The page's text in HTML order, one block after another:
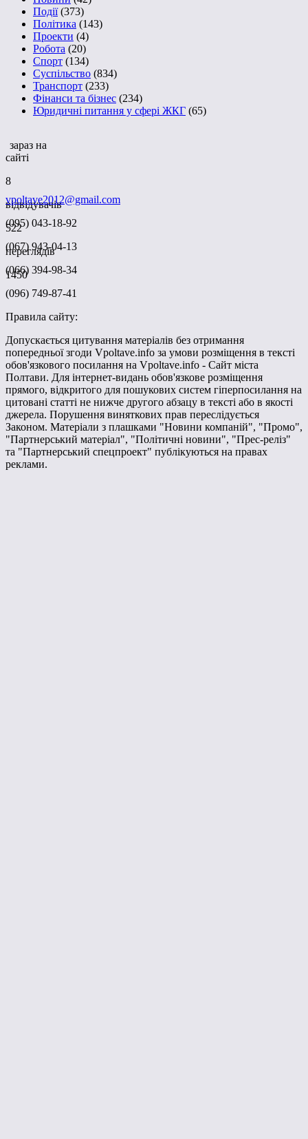
Події(373)
Політика (143)
Проекти (4)
Робота (20)
Спорт (134)
Суспільство (834)
Транспорт (233)
Фінанси та бізнес (234)
Юридичні питання у сфері ЖКГ (65)
зараз на
сайті
8
відвідувачів
522
переглядів
1450
vpoltave2012@gmail.com
(095) 043-18-92
(067) 943-04-13
(066) 394-98-34
(096) 749-87-41
Правила сайту:
Допускається цитування матеріалів без отримання
попередньої згоди Vpoltave.info за умови розміщення в тексті
обов'язкового посилання на Vpoltave.info - Сайт міста
Полтави. Для інтернет-видань обов'язкове розміщення
прямого, відкритого для пошукових систем гіперпосилання на
цитовані статті не нижче другого абзацу в тексті або в якості
джерела. Порушення виняткових прав переслідується
Законом. Матеріали з плашками "Новини компаній", "Промо",
"Партнерський матеріал", "Політичні новини", "Прес-реліз"
та "Партнерський спецпроект" публікуються на правах
реклами.